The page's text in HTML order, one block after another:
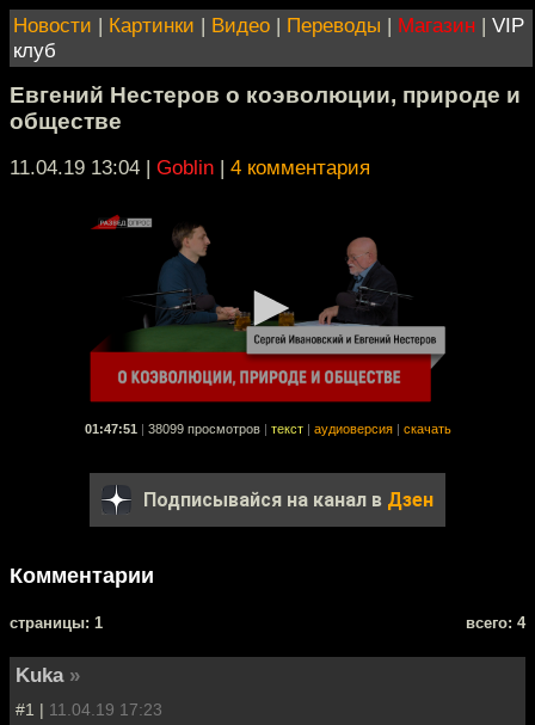
Новости | Картинки | Видео | Переводы | Магазин | VIP
клуб
Евгений Нестеров о коэволюции, природе и
обществе
11.04.19 13:04 | Goblin | 4 комментария
01:47:51 38099 просмотров текст аудиоверсия скачать
Подписывайся на канал в Дзен
Комментарии
cтраницы: 1 всего: 4
Kuka »
#1 | 11.04.19 17:23